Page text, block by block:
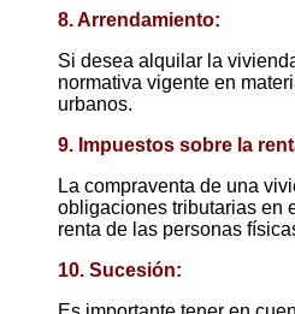
8. Arrendamiento:
Si desea alquilar la
normativa vigente en
urbanos.
9. Impuestos sobre la
La compraventa de una
obligaciones tributarias en
renta de las personas
10. Sucesión: